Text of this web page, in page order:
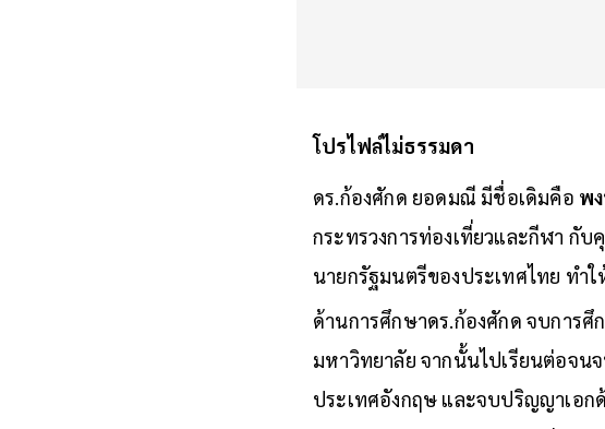
โปรไฟล์ไม่ธรรมดา
ดร.ก้องศักด ยอดมณี มีชื่อเดิมคือ พ
กระทรวงการท่องเที่ยวและกีฬา
นายกรัฐมนตรีของประเทศไทย ทำ
ด้านการศึกษาดร.ก้องศักด จบการ
มหาวิทยาลัย จากนั้นไปเรียนต่อจ
ประเทศอังกฤษ และจบปริญญาเอก